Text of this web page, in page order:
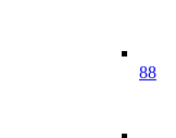
88